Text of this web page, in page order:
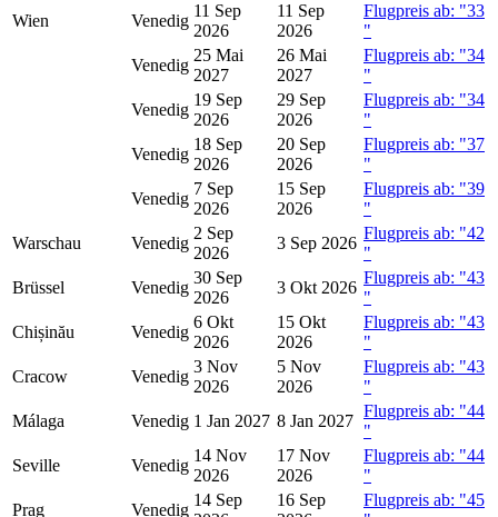
Wien
Venedig
11 Sep
2026
11 Sep
2026
Flugpreis ab: "33
"
Venedig
25 Mai
2027
26 Mai
2027
Flugpreis ab: "34
"
Venedig
19 Sep
2026
29 Sep
2026
Flugpreis ab: "34
"
Venedig
18 Sep
2026
20 Sep
2026
Flugpreis ab: "37
"
Venedig
7 Sep
2026
15 Sep
2026
Flugpreis ab: "39
"
Warschau
Venedig
2 Sep
2026
3 Sep 2026
Flugpreis ab: "42
"
Brüssel
Venedig
30 Sep
2026
3 Okt 2026
Flugpreis ab: "43
"
Chișinău
Venedig
6 Okt
2026
15 Okt
2026
Flugpreis ab: "43
"
Cracow
Venedig
3 Nov
2026
5 Nov
2026
Flugpreis ab: "43
"
Málaga
Venedig 1 Jan 2027 8 Jan 2027
Flugpreis ab: "44
"
Seville
Venedig
14 Nov
2026
17 Nov
2026
Flugpreis ab: "44
"
Prag
Venedig
14 Sep
16 Sep
Flugpreis ab: "45